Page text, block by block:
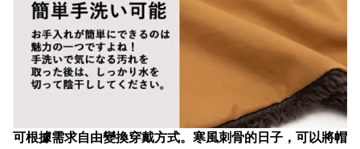
可根據需求自由變換穿戴方式。寒風刺骨的日子，可以將帽